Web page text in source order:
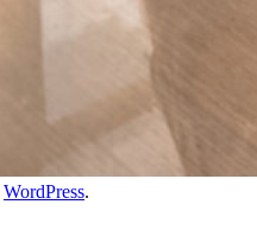
WordPress.